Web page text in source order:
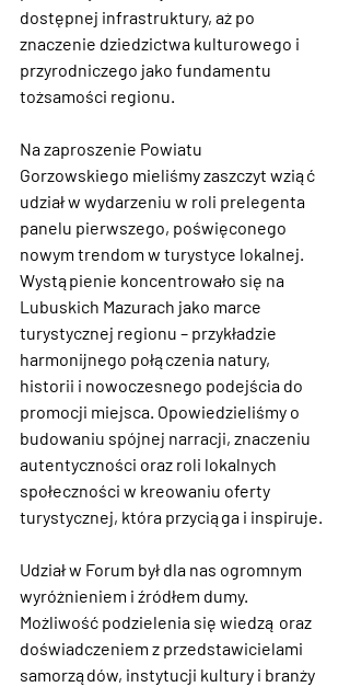
dostępnej infrastruktury, aż po
znaczenie dziedzictwa kulturowego i
przyrodniczego jako fundamentu
tożsamości regionu.
Na zaproszenie Powiatu
Gorzowskiego mieliśmy zaszczyt wziąć
udział w wydarzeniu w roli prelegenta
panelu pierwszego, poświęconego
nowym trendom w turystyce lokalnej.
Wystąpienie koncentrowało się na
Lubuskich Mazurach jako marce
turystycznej regionu – przykładzie
harmonijnego połączenia natury,
historii i nowoczesnego podejścia do
promocji miejsca. Opowiedzieliśmy o
budowaniu spójnej narracji, znaczeniu
autentyczności oraz roli lokalnych
społeczności w kreowaniu oferty
turystycznej, która przyciąga i inspiruje.
Udział w Forum był dla nas ogromnym
wyróżnieniem i źródłem dumy.
Możliwość podzielenia się wiedzą oraz
doświadczeniem z przedstawicielami
samorządów, instytucji kultury i branży